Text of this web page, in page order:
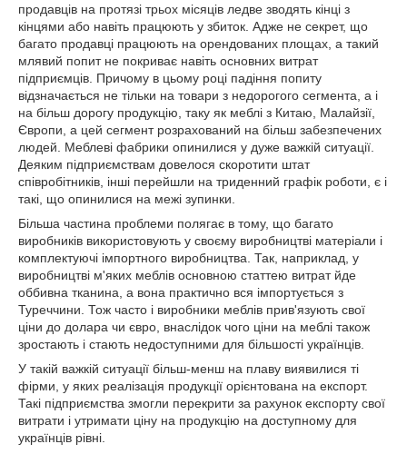
продавців на протязі трьох місяців ледве зводять кінці з
кінцями або навіть працюють у збиток. Адже не секрет, що
багато продавці працюють на орендованих площах, а такий
млявий попит не покриває навіть основних витрат
підприємців. Причому в цьому році падіння попиту
відзначається не тільки на товари з недорогого сегмента, а і
на більш дорогу продукцію, таку як меблі з Китаю, Малайзії,
Європи, а цей сегмент розрахований на більш забезпечених
людей. Меблеві фабрики опинилися у дуже важкій ситуації.
Деяким підприємствам довелося скоротити штат
співробітників, інші перейшли на триденний графік роботи, є і
такі, що опинилися на межі зупинки.
Більша частина проблеми полягає в тому, що багато
виробників використовують у своєму виробництві матеріали і
комплектуючі імпортного виробництва. Так, наприклад, у
виробництві м'яких меблів основною статтею витрат йде
оббивна тканина, а вона практично вся імпортується з
Туреччини. Тож часто і виробники меблів прив'язують свої
ціни до долара чи євро, внаслідок чого ціни на меблі також
зростають і стають недоступними для більшості українців.
У такій важкій ситуації більш-менш на плаву виявилися ті
фірми, у яких реалізація продукції орієнтована на експорт.
Такі підприємства змогли перекрити за рахунок експорту свої
витрати і утримати ціну на продукцію на доступному для
українців рівні.